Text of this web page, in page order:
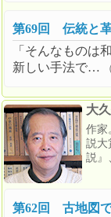
第69回 伝統と
「そんなものは
新しい手法で…
大
作家
説大
説』
第62回 古地図